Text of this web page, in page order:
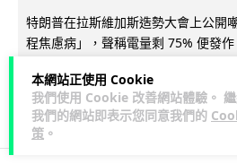
本網站正使用 Cookie
我們使用 Cookie 改善網站體驗。
我們的網站即表示您同意我們的
策 。
特朗普在拉斯維加斯造勢大會上公開
程焦慮病」，聲稱電量剩 75% 便發
閱
639 279 ↗ 分享